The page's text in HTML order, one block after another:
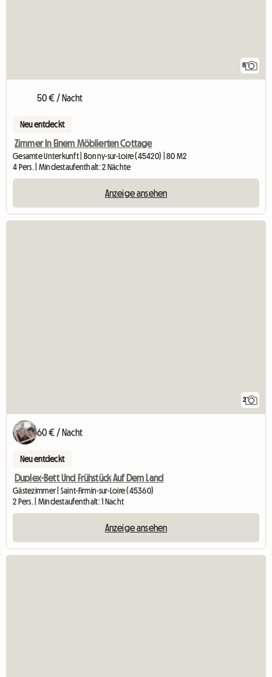
8
50 € / Nacht
Neu entdeckt
Zimmer In Einem Möblierten Cottage
Gesamte Unterkunft | Bonny-sur-Loire (45420) | 80 M2
4 Pers. | Mindestaufenthalt: 2 Nächte
Anzeige ansehen
2
60 € / Nacht
Neu entdeckt
Duplex-Bett Und Frühstück Auf Dem Land
Gästezimmer | Saint-Firmin-sur-Loire (45360)
2 Pers. | Mindestaufenthalt: 1 Nacht
Anzeige ansehen